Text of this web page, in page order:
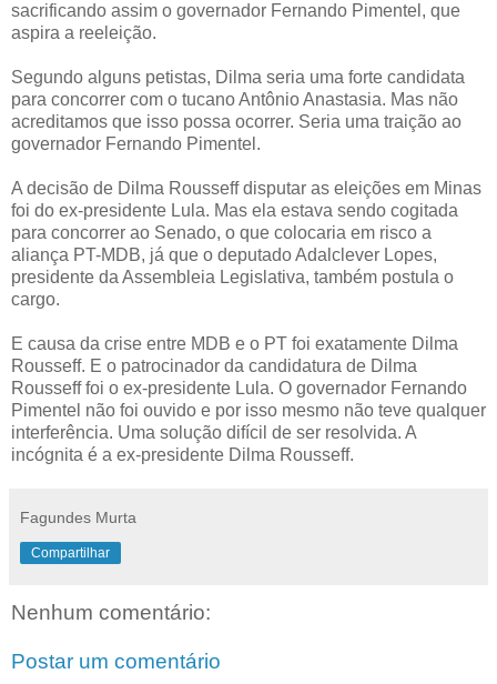
sacrificando assim o governador Fernando Pimentel, que
aspira a reeleição.
Segundo alguns petistas, Dilma seria uma forte candidata
para concorrer com o tucano Antônio Anastasia. Mas não
acreditamos que isso possa ocorrer. Seria uma traição ao
governador Fernando Pimentel.
A decisão de Dilma Rousseff disputar as eleições em Minas
foi do ex-presidente Lula. Mas ela estava sendo cogitada
para concorrer ao Senado, o que colocaria em risco a
aliança PT-MDB, já que o deputado Adalclever Lopes,
presidente da Assembleia Legislativa, também postula o
cargo.
E causa da crise entre MDB e o PT foi exatamente Dilma
Rousseff. E o patrocinador da candidatura de Dilma
Rousseff foi o ex-presidente Lula. O governador Fernando
Pimentel não foi ouvido e por isso mesmo não teve qualquer
interferência. Uma solução difícil de ser resolvida. A
incógnita é a ex-presidente Dilma Rousseff.
Fagundes Murta
Compartilhar
Nenhum comentário:
Postar um comentário